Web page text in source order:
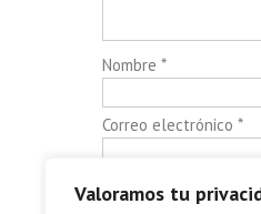
Valoramos tu
Nombre *
Correo electrónico *